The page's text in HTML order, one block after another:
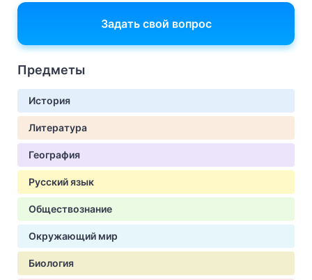
Задать свой вопрос
Предметы
История
Литература
География
Русский язык
Обществознание
Окружающий мир
Биология